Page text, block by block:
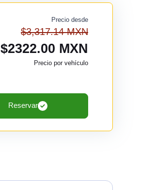
Precio desde
$3,317.14 MXN
$2322.00 MXN
Precio por vehículo
Reservar